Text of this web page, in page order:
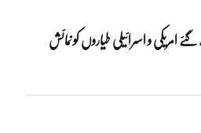
امریکی و اسرائیلی طیاروں کو نمائش